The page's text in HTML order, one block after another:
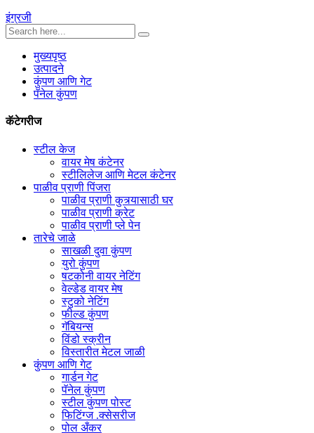
इंग्रजी
मुख्यपृष्ठ
उत्पादने
कुंपण आणि गेट
पॅनेल कुंपण
कॅटेगरीज
स्टील केज
वायर मेष कंटेनर
स्टीलिलेज आणि मेटल कंटेनर
पाळीव प्राणी पिंजरा
पाळीव प्राणी कुत्र्यासाठी घर
पाळीव प्राणी क्रेट
पाळीव प्राणी प्ले पेन
तारेचे जाळे
साखळी दुवा कुंपण
युरो कुंपण
षटकोनी वायर नेटिंग
वेल्डेड वायर मेष
स्टुको नेटिंग
फील्ड कुंपण
गॅबियन्स
विंडो स्क्रीन
विस्तारीत मेटल जाळी
कुंपण आणि गेट
गार्डन गेट
पॅनेल कुंपण
स्टील कुंपण पोस्ट
फिटिंग्ज .क्सेसरीज
पोल अँकर